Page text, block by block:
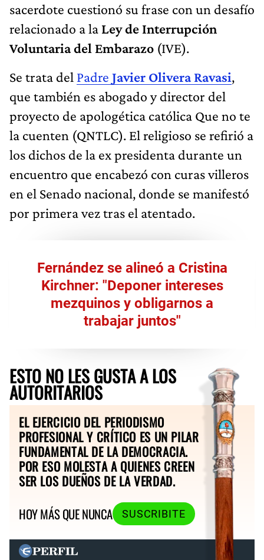
sacerdote cuestionó su frase con un desafío
relacionado a la Ley de Interrupción
Voluntaria del Embarazo (IVE).
Se trata del Padre Javier Olivera Ravasi,
que también es abogado y director del
proyecto de apologética católica Que no te
la cuenten (QNTLC). El religioso se refirió a
los dichos de la ex presidenta durante un
encuentro que encabezó con curas villeros
en el Senado nacional, donde se manifestó
por primera vez tras el atentado.
Fernández se alineó a Cristina
Kirchner: "Deponer intereses
mezquinos y obligarnos a
trabajar juntos"
ESTO NO LES GUSTA A LOS
AUTORITARIOS
EL EJERCICIO DEL PERIODISMO
PROFESIONAL Y CRÍTICO ES UN PILAR
FUNDAMENTAL DE LA DEMOCRACIA.
POR ESO MOLESTA A QUIENES CREEN
SER LOS DUEÑOS DE LA VERDAD.
HOY MÁS QUE NUNCA
SUSCRIBITE